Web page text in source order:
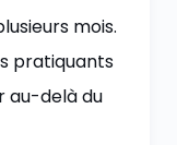
mois.
pratiquants
au-delà du